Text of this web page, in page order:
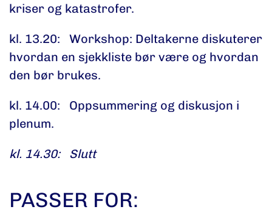
kriser og katastrofer.
kl. 13.20: Workshop: Deltakerne diskuterer
hvordan en sjekkliste bør være og hvordan
den bør brukes.
kl. 14.00: Oppsummering og diskusjon i
plenum.
kl. 14.30: Slutt
PASSER FOR: